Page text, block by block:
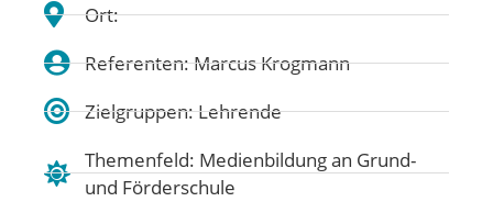
Ort:
Referenten: Marcus Krogmann
Zielgruppen: Lehrende
Themenfeld: Medienbildung an Grund-
und Förderschule